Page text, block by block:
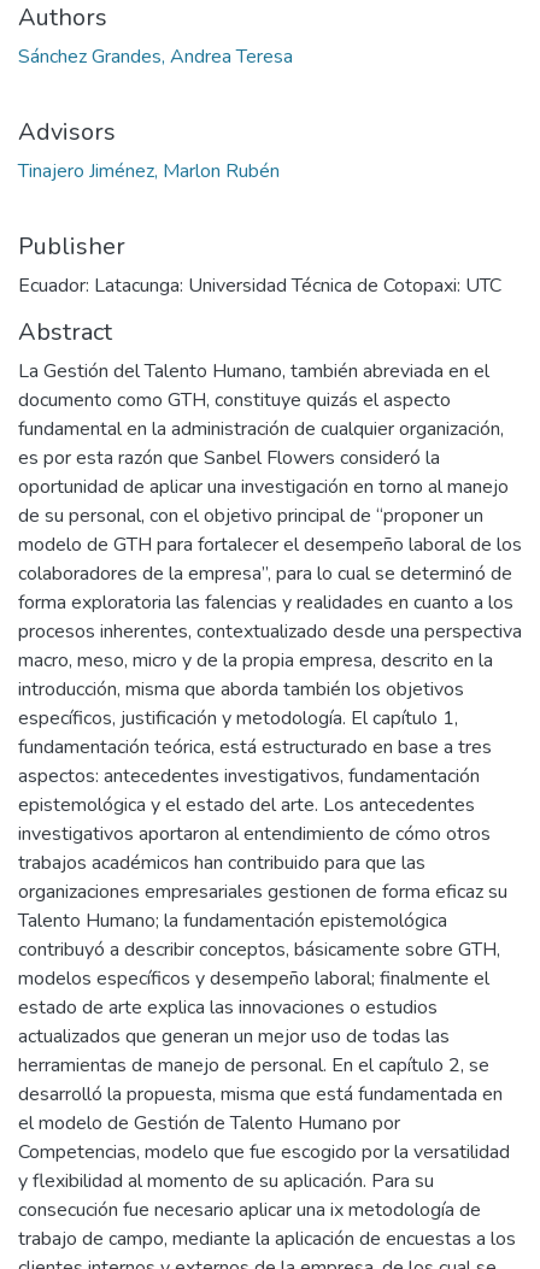
Authors
Sánchez Grandes, Andrea Teresa
Advisors
Tinajero Jiménez, Marlon Rubén
Publisher
Ecuador: Latacunga: Universidad Técnica de Cotopaxi: UTC
Abstract
La Gestión del Talento Humano, también abreviada en el
documento como GTH, constituye quizás el aspecto
fundamental en la administración de cualquier organización,
es por esta razón que Sanbel Flowers consideró la
oportunidad de aplicar una investigación en torno al manejo
de su personal, con el objetivo principal de “proponer un
modelo de GTH para fortalecer el desempeño laboral de los
colaboradores de la empresa”, para lo cual se determinó de
forma exploratoria las falencias y realidades en cuanto a los
procesos inherentes, contextualizado desde una perspectiva
macro, meso, micro y de la propia empresa, descrito en la
introducción, misma que aborda también los objetivos
específicos, justificación y metodología. El capítulo 1,
fundamentación teórica, está estructurado en base a tres
aspectos: antecedentes investigativos, fundamentación
epistemológica y el estado del arte. Los antecedentes
investigativos aportaron al entendimiento de cómo otros
trabajos académicos han contribuido para que las
organizaciones empresariales gestionen de forma eficaz su
Talento Humano; la fundamentación epistemológica
contribuyó a describir conceptos, básicamente sobre GTH,
modelos específicos y desempeño laboral; finalmente el
estado de arte explica las innovaciones o estudios
actualizados que generan un mejor uso de todas las
herramientas de manejo de personal. En el capítulo 2, se
desarrolló la propuesta, misma que está fundamentada en
el modelo de Gestión de Talento Humano por
Competencias, modelo que fue escogido por la versatilidad
y flexibilidad al momento de su aplicación. Para su
consecución fue necesario aplicar una ix metodología de
trabajo de campo, mediante la aplicación de encuestas a los